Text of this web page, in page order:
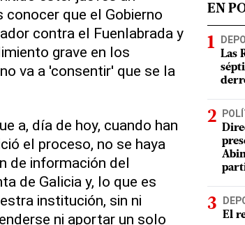
que el Gobierno
contra el Fuenlabrada y
grave en los
va a 'consentir' que se la
a, día de hoy, cuando han
el proceso, no se haya
de información del
de Galicia y, lo que es
institución, sin ni
ni aportar un solo
EN
Las
El